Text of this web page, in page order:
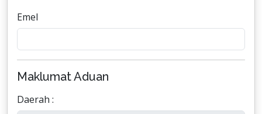
Emel
Maklumat Aduan
Daerah :